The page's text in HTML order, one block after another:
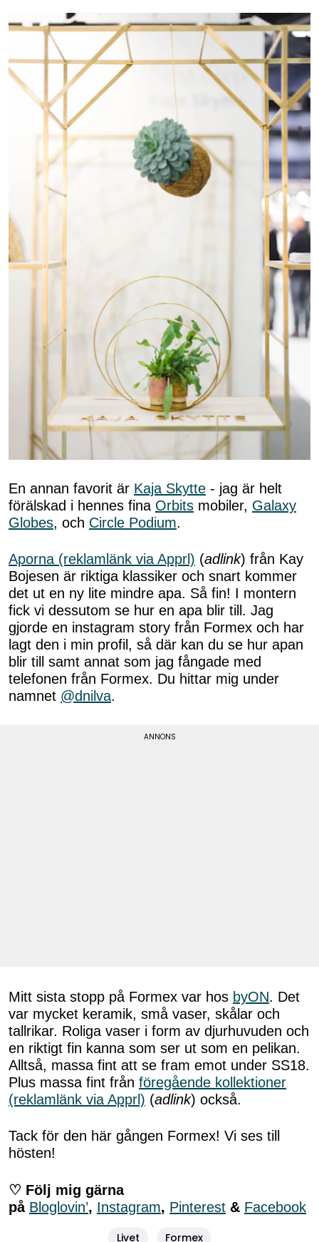
En annan favorit är Kaja Skytte - jag är helt
förälskad i hennes fina Orbits mobiler, Galaxy
Globes, och Circle Podium.
Aporna (reklamlänk via Apprl) (adlink) från Kay
Bojesen är riktiga klassiker och snart kommer
det ut en ny lite mindre apa. Så fin! I montern
fick vi dessutom se hur en apa blir till. Jag
gjorde en instagram story från Formex och har
lagt den i min profil, så där kan du se hur apan
blir till samt annat som jag fångade med
telefonen från Formex. Du hittar mig under
namnet @dnilva.
Mitt sista stopp på Formex var hos byON. Det
var mycket keramik, små vaser, skålar och
tallrikar. Roliga vaser i form av djurhuvuden och
en riktigt fin kanna som ser ut som en pelikan.
Alltså, massa fint att se fram emot under SS18.
Plus massa fint från föregående kollektioner
(reklamlänk via Apprl) (adlink) också.
Tack för den här gången Formex! Vi ses till
hösten!
♡ Följ mig gärna
på Bloglovin’, Instagram, Pinterest & Facebook
Livet Formex